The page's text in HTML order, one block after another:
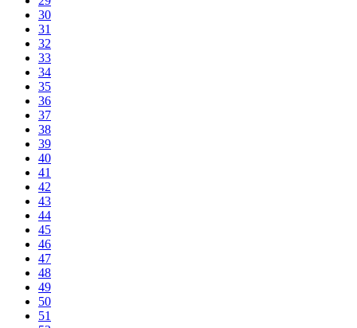
30
31
32
33
34
35
36
37
38
39
40
41
42
43
44
45
46
47
48
49
50
51